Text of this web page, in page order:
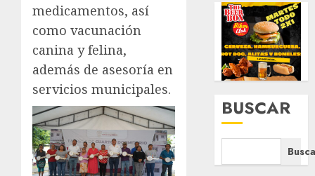
medicamentos, así
como vacunación
canina y felina,
además de asesoría en
servicios municipales.
BUSCAR